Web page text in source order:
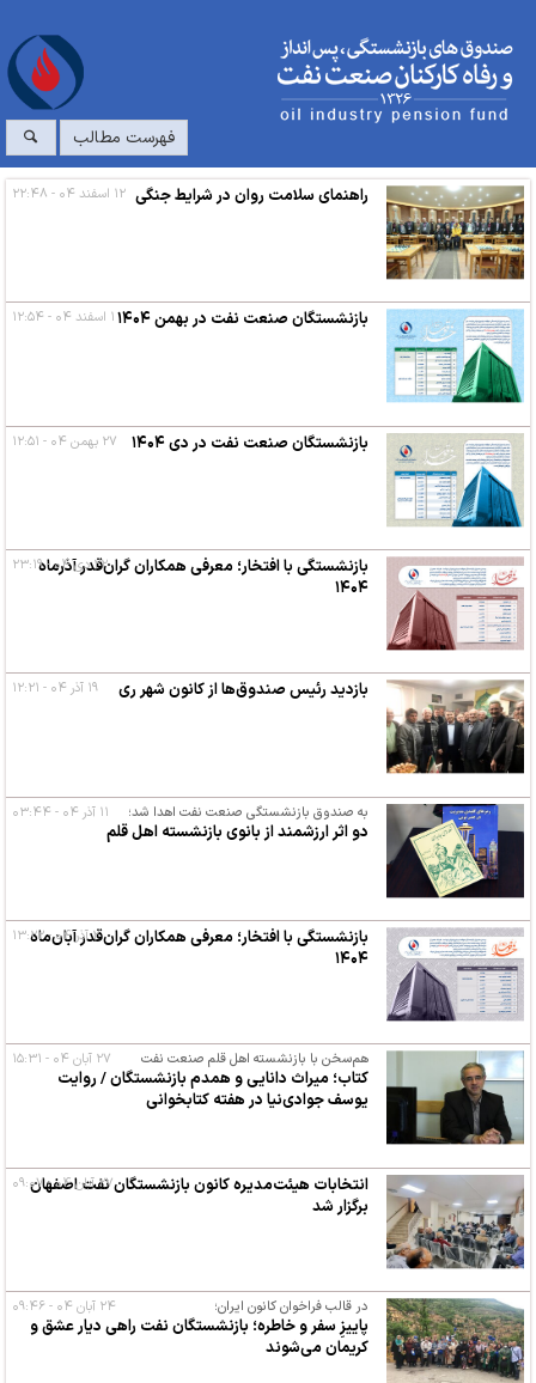
فهرست مطالب
راهنمای سلامت روان در شرایط جنگی ۱۲ اسفند ۰۴ - ۲۲:۴۸
بازنشستگان صنعت نفت در بهمن ۱۴۰۴ ۱ اسفند ۰۴ - ۱۲:۵۴
بازنشستگان صنعت نفت در دی ۱۴۰۴ ۲۷ بهمن ۰۴ - ۱۲:۵۱
بازنشستگی با افتخار؛ معرفی همکاران گران‌قدر آذرماه
۱۴۰۴
۲۲ دی ۰۴ - ۲۳:۱۹
بازدید رئیس صندوق‌ها از کانون شهر ری ۱۹ آذر ۰۴ - ۱۲:۲۱
به صندوق بازنشستگی صنعت نفت اهدا شد؛
دو اثر ارزشمند از بانوی بازنشسته اهل قلم
۱۱ آذر ۰۴ - ۰۳:۴۴
بازنشستگی با افتخار؛ معرفی همکاران گران‌قدر آبان‌ماه
۱۴۰۴
۲ آذر ۰۴ - ۱۳:۲۲
هم‌سخن با بازنشسته اهل قلم صنعت نفت
کتاب؛ میراث دانایی و همدم بازنشستگان / روایت
یوسف جوادی‌نیا در هفته کتابخوانی
۲۷ آبان ۰۴ - ۱۵:۳۱
انتخابات هیئت‌مدیره کانون بازنشستگان نفت اصفهان
برگزار شد
۲۷ آبان ۰۴ - ۰۹:۰۷
در قالب فراخوان کانون ایران؛
پاییزِ سفر و خاطره؛ بازنشستگان نفت راهی دیار عشق و
کریمان می‌شوند
۲۴ آبان ۰۴ - ۰۹:۴۶